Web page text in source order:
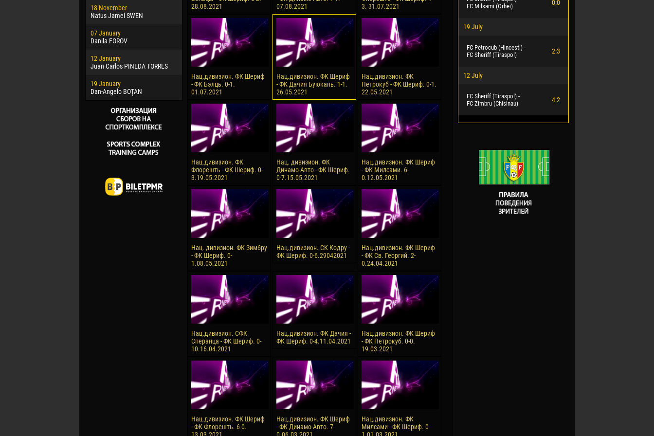
18 November
Natus Jamel SWEN
07 January
Danila FOROV
12 January
Juan Carlos PINEDA TORRES
19 January
Dan-Angelo BOȚAN
Jayder Moreno ASPRILLA
22 March
Samba KONÉ
26 March
Vitor Hugo Morais de OLIVEIRA
28 March
Raí LOPES DE OLIVEIRA
Soumaila MAGASSOUBA
10 July
Bourama FOMBA
15 July
Ivan DYULGEROV
17 July
Jair Ameth MODELO HERRERA
28.08.2021
07.08.2021
3. 31.07.2021
Нац.дивизион. ФК Шериф
- ФК Бэлць. 0-1.
01.07.2021
Нац.дивизион. ФК Шериф
- ФК Дачия Буюкань. 1-1.
26.05.2021
Нац.дивизион. ФК
Петрокуб - ФК Шериф. 0-1.
22.05.2021
Нац.дивизион. ФК
Флорешть - ФК Шериф. 0-
3.19.05.2021
Нац. дивизион. ФК
Динамо-Авто - ФК Шериф.
0-7.15.05.2021
Нац.дивизион. ФК Шериф
- ФК Милсами. 6-
0.12.05.2021
Нац. дивизион. ФК Зимбру
- ФК Шериф. 0-
1.08.05.2021
Нац.дивизион. СК Кодру -
ФК Шериф. 0-6.29042021
Нац.дивизион. ФК Шериф
- ФК Св. Георгий. 2-
0.24.04.2021
Нац.дивизион. СФК
Сперанца - ФК Шериф. 0-
10.16.04.2021
Нац.дивизион. ФК Дачия -
ФК Шериф. 0-4.11.04.2021
Нац.дивизион. ФК Шериф
- ФК Петрокуб. 0-0.
19.03.2021
Нац.дивизион. ФК Шериф
- ФК Флорешть. 6-0.
Нац.дивизион. ФК Шериф
- ФК Динамо-Авто. 7-
Нац.дивизион. ФК
Милсами - ФК Шериф. 0-
FC Milsami (Orhei)
0:0
19 July
FC Petrocub (Hincesti) -
FC Sheriff (Tiraspol)
2:3
12 July
FC Sheriff (Tiraspol) -
FC Zimbru (Chisinau)
4:2